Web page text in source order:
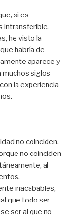
si es
intransferible.
he visto la
habría de
aparece y
muchos siglos
la experiencia
no coinciden.
no coinciden
al
inacabables,
que todo ser
ser al que no